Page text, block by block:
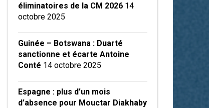
éliminatoires de la CM 2026 14
octobre 2025
Guinée – Botswana : Duarté
sanctionne et écarte Antoine
Conté 14 octobre 2025
Espagne : plus d’un mois
d’absence pour Mouctar Diakhaby